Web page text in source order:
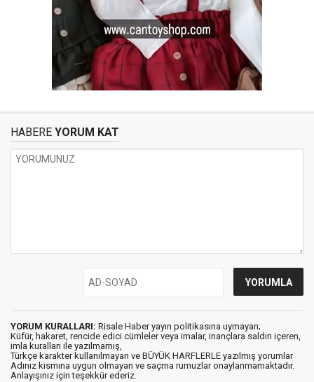
HABERE YORUM KAT
YORUM KURALLARI: Risale Haber yayın politikasına uymayan;
Küfür, hakaret, rencide edici cümleler veya imalar, inançlara saldırı içeren,
imla kuralları ile yazılmamış,
Türkçe karakter kullanılmayan ve BÜYÜK HARFLERLE yazılmış yorumlar
Adınız kısmına uygun olmayan ve saçma rumuzlar onaylanmamaktadır.
Anlayışınız için teşekkür ederiz.